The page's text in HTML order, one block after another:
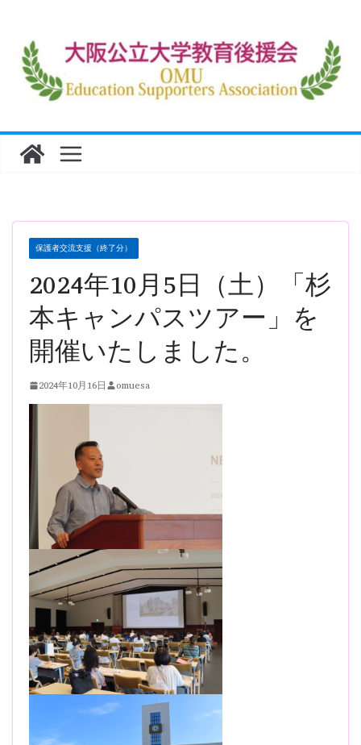
保護者交流支援（終了分）
2024年10月5日（土）「杉
本キャンパスツアー」を
開催いたしました。
2024年10月16日 omuesa